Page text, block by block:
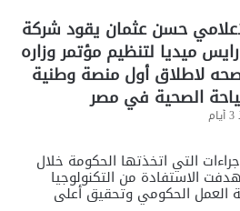
حسن عثمان يقود شركة
ميديا لتنظيم مؤتمر وزاره
لاطلاق أول منصة وطنية
الصحية في مصر
التي اتخذتها الحكومة خلال
الاستفادة من التكنولوجيا
العمل الحكومي وتحقيق أعلى